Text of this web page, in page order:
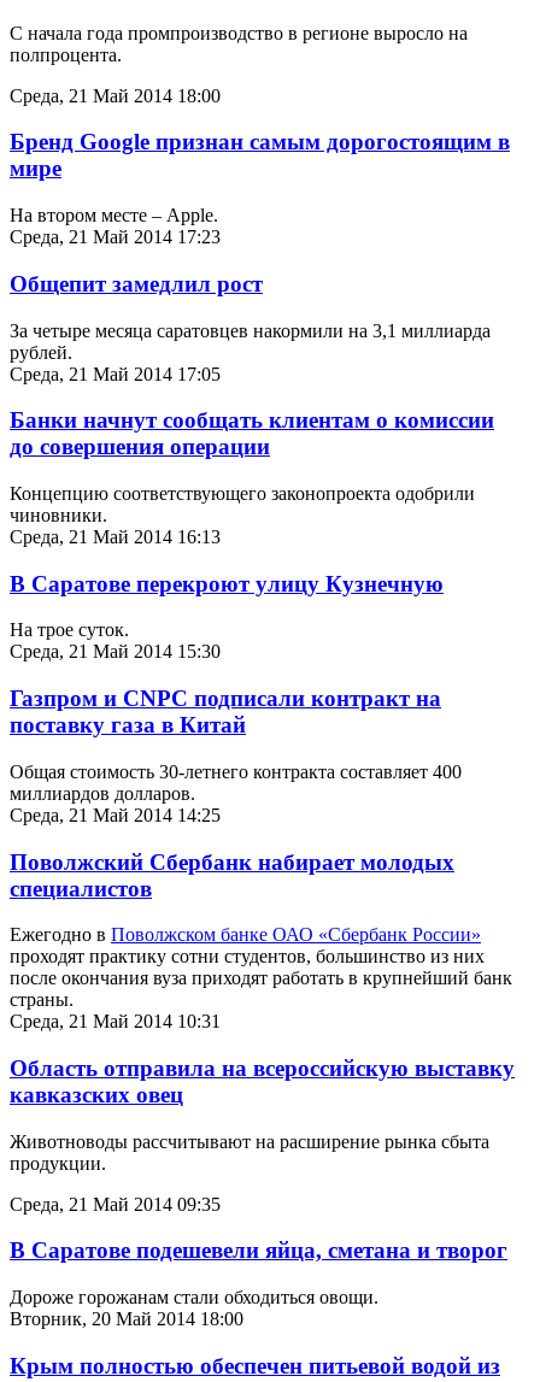
С начала года промпроизводство в регионе выросло на
полпроцента.
Среда, 21 Май 2014 18:00
Бренд Google признан самым дорогостоящим в
мире
На втором месте – Apple.
Среда, 21 Май 2014 17:23
Общепит замедлил рост
За четыре месяца саратовцев накормили на 3,1 миллиарда
рублей.
Среда, 21 Май 2014 17:05
Банки начнут сообщать клиентам о комиссии
до совершения операции
Концепцию соответствующего законопроекта одобрили
чиновники.
Среда, 21 Май 2014 16:13
В Саратове перекроют улицу Кузнечную
На трое суток.
Среда, 21 Май 2014 15:30
Газпром и CNPC подписали контракт на
поставку газа в Китай
Общая стоимость 30-летнего контракта составляет 400
миллиардов долларов.
Среда, 21 Май 2014 14:25
Поволжский Сбербанк набирает молодых
специалистов
Ежегодно в Поволжском банке ОАО «Сбербанк России»
проходят практику сотни студентов, большинство из них
после окончания вуза приходят работать в крупнейший банк
страны.
Среда, 21 Май 2014 10:31
Область отправила на всероссийскую выставку
кавказских овец
Животноводы рассчитывают на расширение рынка сбыта
продукции.
Среда, 21 Май 2014 09:35
В Саратове подешевели яйца, сметана и творог
Дороже горожанам стали обходиться овощи.
Вторник, 20 Май 2014 18:00
Крым полностью обеспечен питьевой водой из